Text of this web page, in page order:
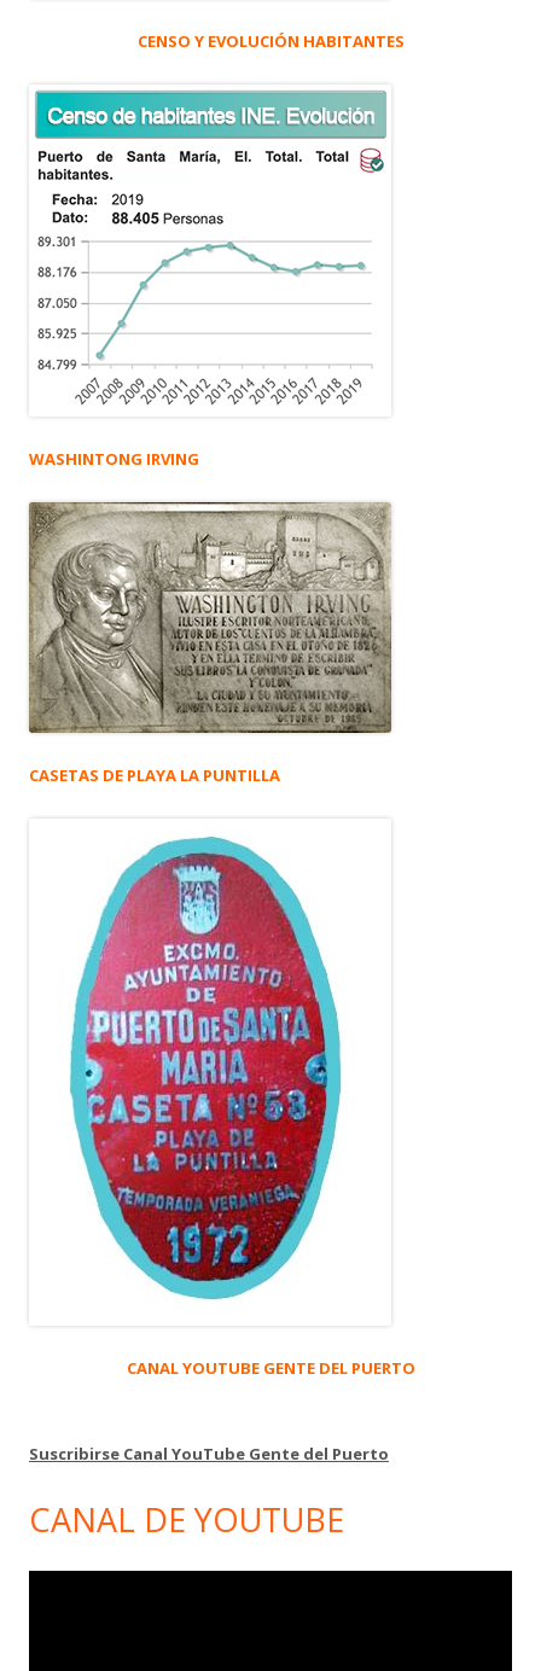
CENSO Y EVOLUCIÓN HABITANTES
WASHINTONG IRVING
CASETAS DE PLAYA LA PUNTILLA
CANAL YOUTUBE GENTE DEL PUERTO
Suscribirse Canal YouTube Gente del Puerto
CANAL DE YOUTUBE